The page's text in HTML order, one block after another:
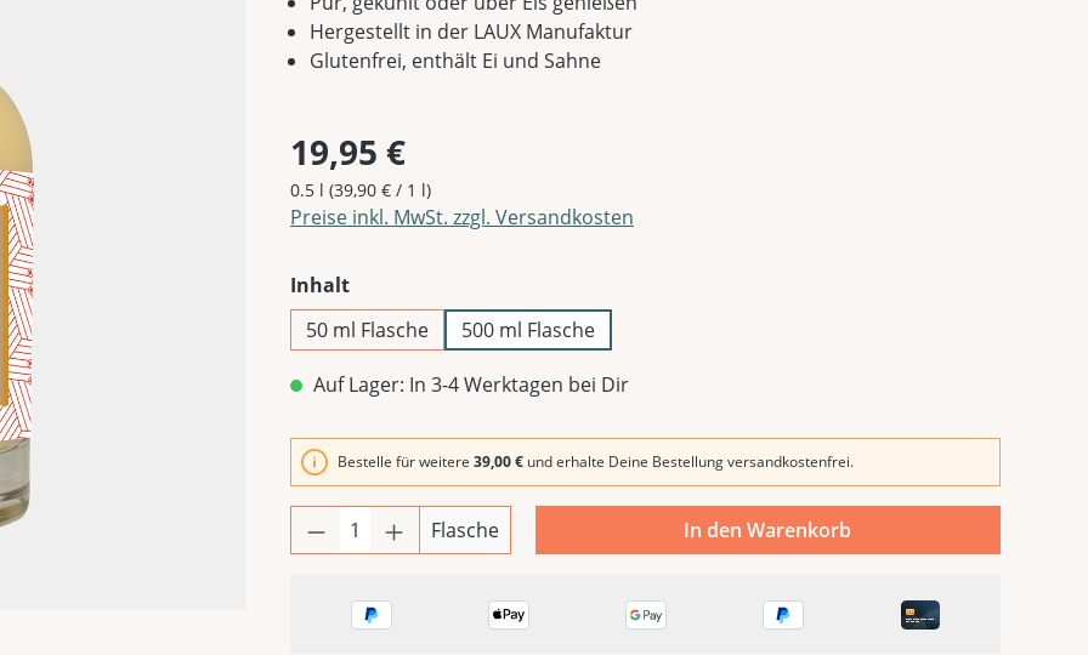
Hergestellt in der LAUX Manufaktur
Glutenfrei, enthält Ei und Sahne
19,95 €
0.5 l (39,90 € / 1 l)
Preise inkl. MwSt. zzgl. Versandkosten
Inhaltauswählen
50 ml Flasche
500 ml Flasche
Auf Lager: In 3-4 Werktagen bei Dir
Bestelle für weitere 39,00 € und erhalte Deine Bestellung versandkostenfrei.
Flasche In den Warenkorb